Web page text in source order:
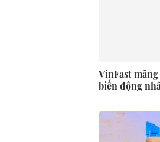
VinFast
biến động